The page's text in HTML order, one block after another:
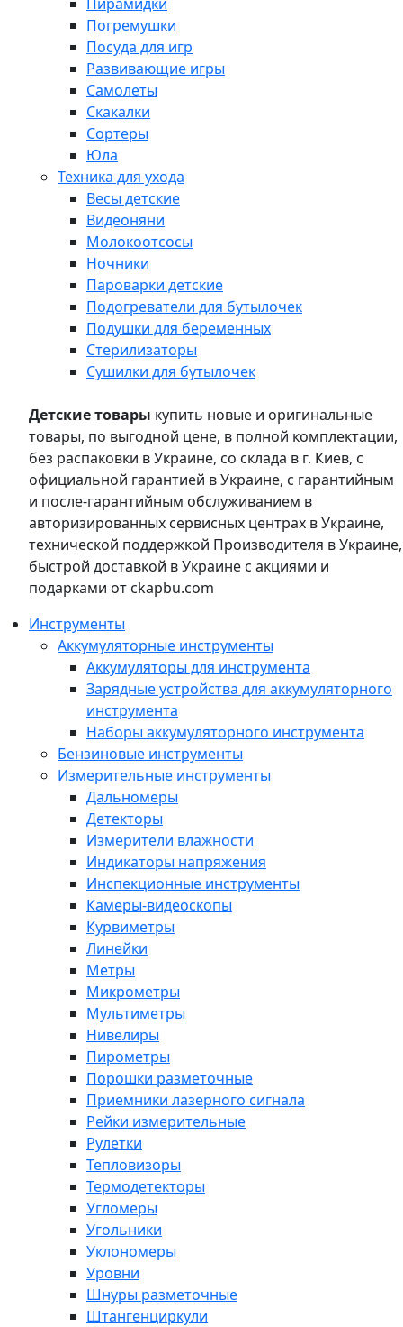
Погремушки
Посуда для игр
Развивающие игры
Самолеты
Скакалки
Сортеры
Юла
Техника для ухода
Весы детские
Видеоняни
Молокоотсосы
Ночники
Пароварки детские
Подогреватели для бутылочек
Подушки для беременных
Стерилизаторы
Сушилки для бутылочек
Детские товары купить новые и оригинальные
товары, по выгодной цене, в полной комплектации,
без распаковки в Украине, со склада в г. Киев, с
официальной гарантией в Украине, с гарантийным
и после-гарантийным обслуживанием в
авторизированных сервисных центрах в Украине,
технической поддержкой Производителя в Украине,
быстрой доставкой в Украине с акциями и
подарками от ckapbu.com
Инструменты
Аккумуляторные инструменты
Аккумуляторы для инструмента
Зарядные устройства для аккумуляторного
инструмента
Наборы аккумуляторного инструмента
Бензиновые инструменты
Измерительные инструменты
Дальномеры
Детекторы
Измерители влажности
Индикаторы напряжения
Инспекционные инструменты
Камеры-видеоскопы
Курвиметры
Линейки
Метры
Микрометры
Мультиметры
Нивелиры
Пирометры
Порошки разметочные
Приемники лазерного сигнала
Рейки измерительные
Рулетки
Тепловизоры
Термодетекторы
Угломеры
Угольники
Уклономеры
Уровни
Шнуры разметочные
Штангенциркули